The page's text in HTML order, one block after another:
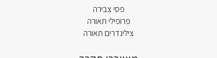
פסי צבירה
פרופילי תאורה
צילינדרים תאורה